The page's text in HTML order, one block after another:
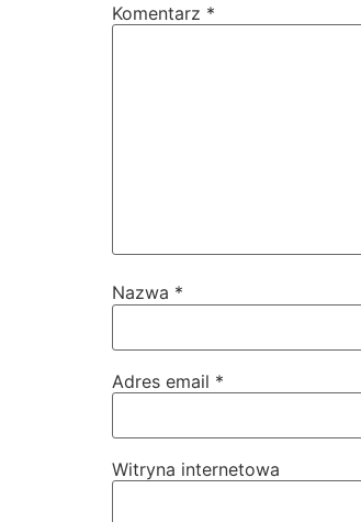
Komentarz *
Nazwa *
Adres email *
Witryna internetowa